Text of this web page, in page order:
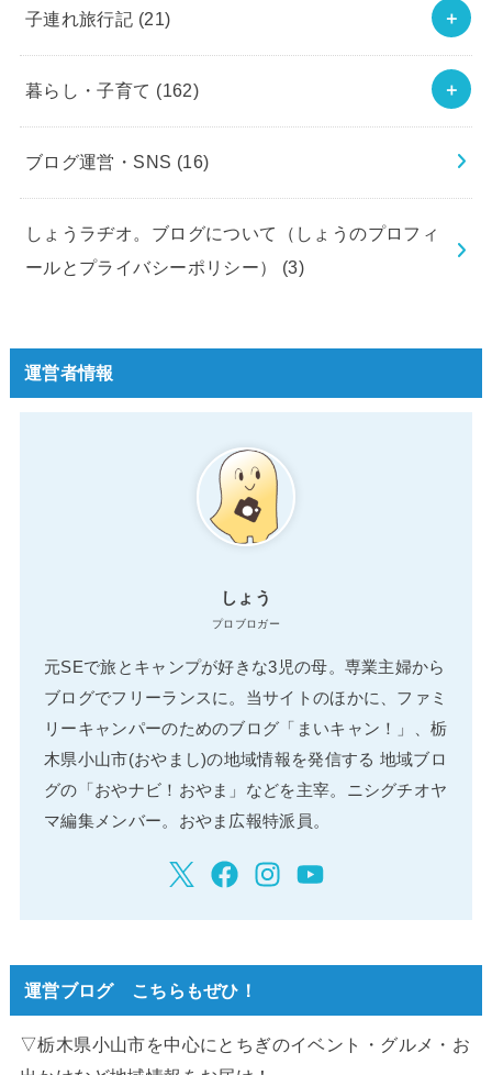
子連れ旅行記 (21)
暮らし・子育て (162)
ブログ運営・SNS (16)
しょうラヂオ。ブログについて（しょうのプロフィ
ールとプライバシーポリシー） (3)
運営者情報
しょう
プロブロガー
元SEで旅とキャンプが好きな3児の母。専業主婦から
ブログでフリーランスに。当サイトのほかに、ファミ
リーキャンパーのためのブログ「まいキャン！」、栃
木県小山市(おやまし)の地域情報を発信する 地域ブロ
グの「おやナビ！おやま」などを主宰。ニシグチオヤ
マ編集メンバー。おやま広報特派員。
運営ブログ こちらもぜひ！
▽栃木県小山市を中心にとちぎのイベント・グルメ・お